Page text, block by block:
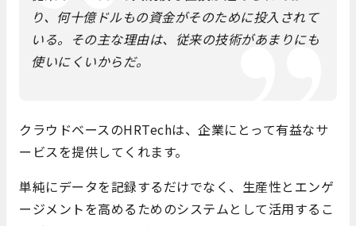
り、何十億ドルもの資金がそのために投入されて
いる。その主な理由は、従来の技術があまりにも
使いにくいからだ。
クラウドベースのHRTechは、企業にとって有益なサ
ービスを提供してくれます。
単純にデータを記録するだけでなく、生産性とエンゲ
ージメントを高めるためのシステムとして活用するこ